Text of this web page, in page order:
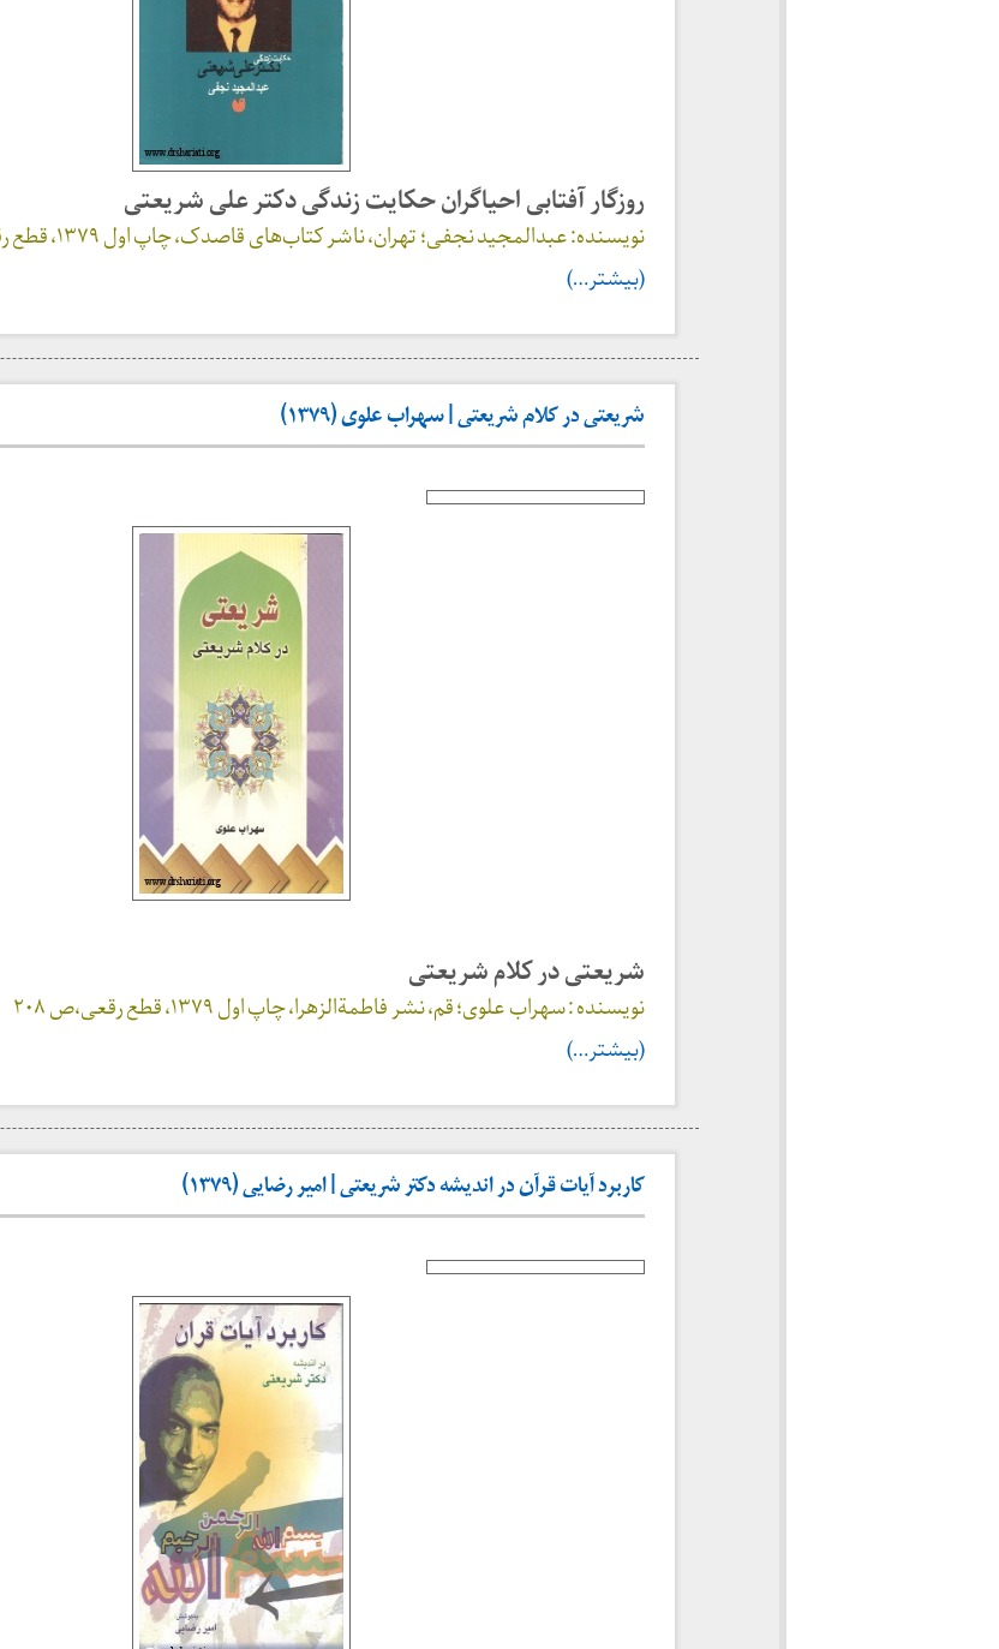
روزگار آفتابی احیاگران حکایت زندگی دکتر علی شریعتی
نویسنده: عبدالمجید نجفی؛ تهران، ناشر کتاب‌های قاصدک، چاپ اول ۱۳۷۹، قطع رقعی، ص ۸۰
(بیشتر…)
شریعتی در کلام شریعتی | سهراب علوی (۱۳۷۹)
شریعتی در کلام شریعتی
نویسنده : سهراب علوی؛ قم، نشر فاطمة‌الزهرا، چاپ اول ۱۳۷۹، قطع رقعی،ص ۲۰۸
(بیشتر…)
کاربرد آیات قرآن در اندیشه دکتر شریعتی | امیر رضایی (۱۳۷۹)